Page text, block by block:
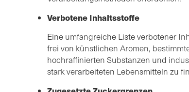
Verbotene Inhaltsstoffe
Eine umfangreiche Liste verbotener
frei von künstlichen Aromen,
hochraffinierten Substanzen und
stark verarbeiteten Lebensmitteln zu